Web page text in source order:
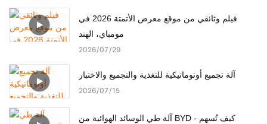
فيلم وثائقي من موقع معرض الأتمتة 2026 في
مومباي، الهند
2026 07 29
آلة تجميع أوتوماتيكية للتغذية والتجميع والاختبار
2026 07 15
آلة طي الوسائد الهوائية من BYD - كيف تُسهم